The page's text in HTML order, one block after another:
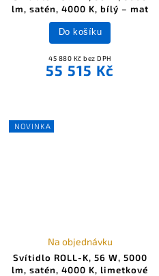
lm, satén, 4000 K, bílý – mat
45 880 Kč bez DPH
55 515 Kč
Do košíku
NOVINKA
Svítidlo ROLL-K, 56 W, 5000
lm, satén, 4000 K, limetkové
Na objednávku